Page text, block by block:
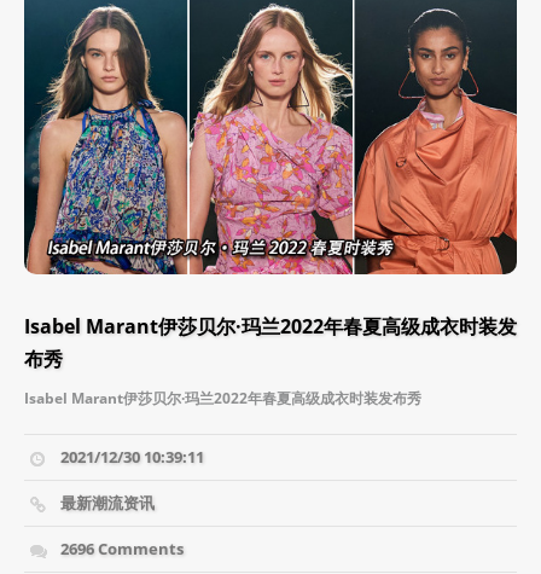
Isabel Marant伊莎贝尔·玛兰2022年春夏高级成衣时装发
布秀
Isabel Marant伊莎贝尔·玛兰2022年春夏高级成衣时装发布秀
2021/12/30 10:39:11
最新潮流资讯
2696 Comments